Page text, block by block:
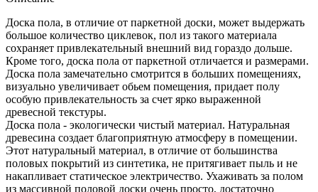
Доска пола, в отличие от паркетной доски, может выдержать
большое количество циклевок, пол из такого материала
сохраняет привлекательный внешний вид гораздо дольше.
Кроме того, доска пола от паркетной отличается и размерами.
Доска пола замечательно смотрится в больших помещениях,
визуально увеличивает обьем помещения, придает полу
особую привлекательность за счет ярко выраженной
древесной текстуры.
Доска пола - экологически чистый материал. Натуральная
древесина создает благоприятную атмосферу в помещении.
Этот натуральный материал, в отличие от большинства
половых покрытий из синтетика, не притягивает пыль и не
накапливает статическое электричество. Ухаживать за полом
из массивной половой доски очень просто, достаточно